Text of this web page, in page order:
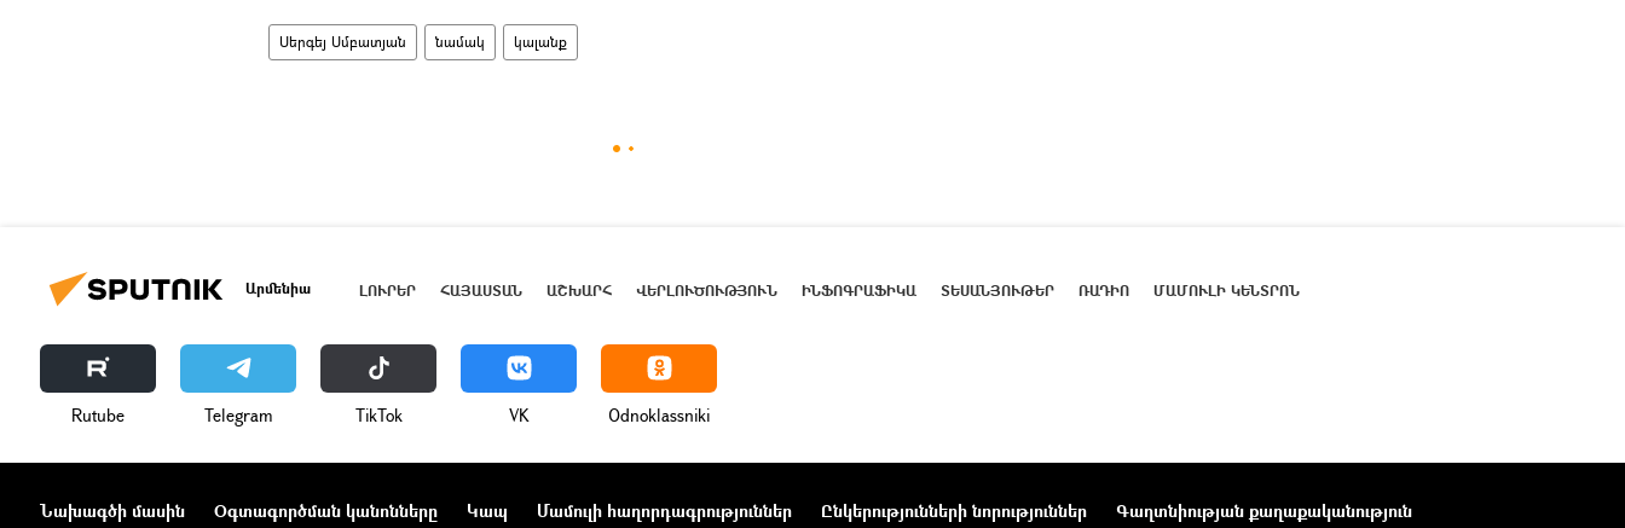
Սերգեյ Սմբատյան նամակ կալանք
Արմենիա ԼՈՒՐԵՐ ՀԱՅԱՍՏԱՆ ԱՇԽԱՐՀ ՎԵՐԼՈՒԾՈՒԹՅՈՒՆ ԻՆՖՈԳՐԱՖԻԿԱ ՏԵՍԱՆՅՈՒԹԵՐ ՌԱԴԻՈ ՄԱՄՈՒԼԻ ԿԵՆՏՐՈՆ
Rutube Telegram ТikТоk VK Odnoklassniki
Նախագծի մասին Օգտագործման կանոնները Կապ Մամուլի հաղորդագրություններ Ընկերությունների նորություններ Գաղտնիության քաղաքականություն